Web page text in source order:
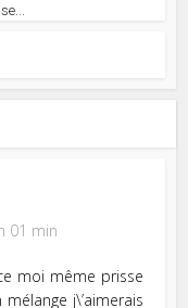
01 min
moi même prisse
j\’aimerais